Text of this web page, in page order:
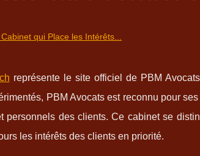
qui Place les Intérêts...
représente le site officiel de PBM
PBM Avocats est reconnu pour
personnels des clients. Ce cabinet se
les intérêts des clients en priorité.